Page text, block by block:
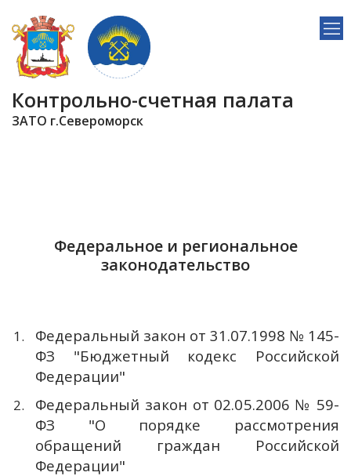
Контрольно-счетная палата
ЗАТО г.Североморск
Федеральное и региональное
законодательство
Федеральный закон от 31.07.1998 № 145-
ФЗ "Бюджетный кодекс Российской
Федерации"
Федеральный закон от 02.05.2006 № 59-
ФЗ "О порядке рассмотрения
обращений граждан Российской
Федерации"